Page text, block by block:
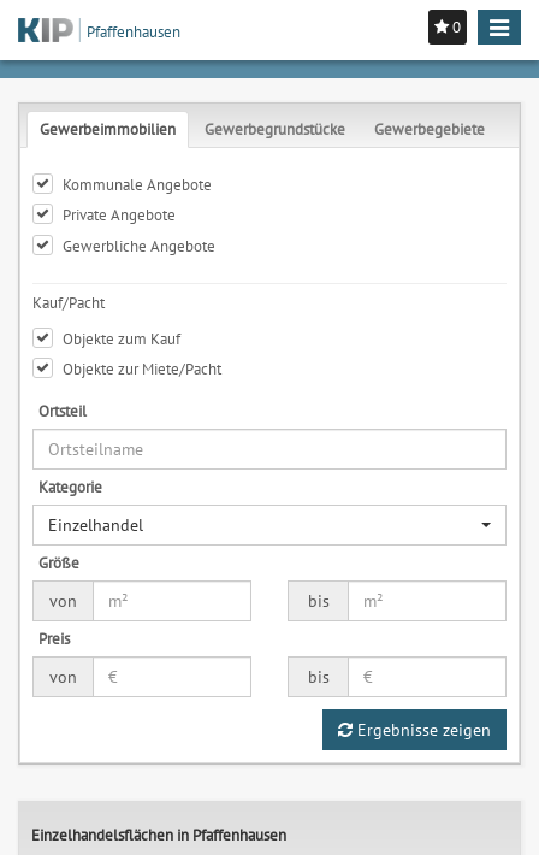
0
Toggle
Pfaffenhausen
Gewerbeimmobilien Gewerbegrundstücke Gewerbegebiete
Kommunale Angebote
Private Angebote
Gewerbliche Angebote
Kauf/Pacht
Objekte zum Kauf
Objekte zur Miete/Pacht
Ortsteil
Kategorie
Einzelhandel
Größe
von
bis
Preis
von
bis
Ergebnisse zeigen
Einzelhandelsflächen in Pfaffenhausen